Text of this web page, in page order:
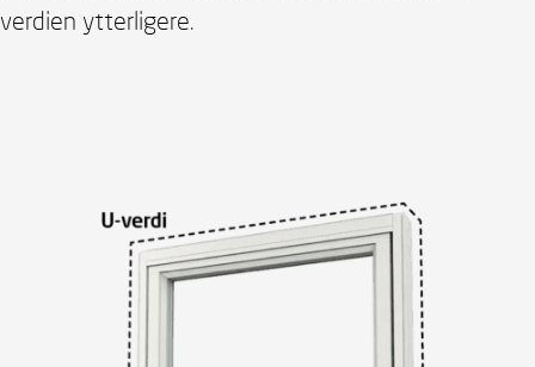
verdien ytterligere.